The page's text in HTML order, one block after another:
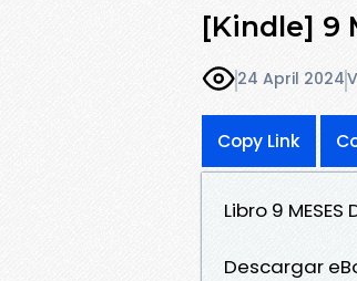
[Kindle] 9
24 April 2024
Copy Link
Libro 9 MESES
Descargar